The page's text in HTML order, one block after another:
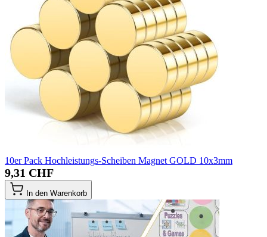
10er Pack Hochleistungs-Scheiben Magnet GOLD 10x3mm
9,31 CHF
In den Warenkorb